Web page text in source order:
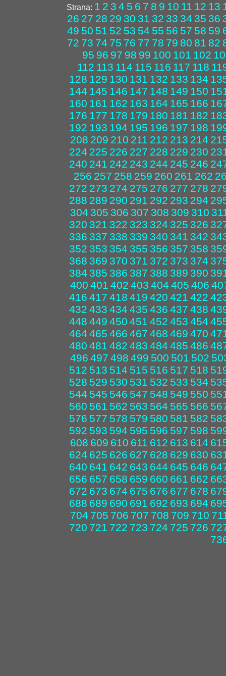
Strana: 1 2 3 4 5 6 7 8 9 10 11 12 13
26 27 28 29 30 31 32 33 34 35 36
49 50 51 52 53 54 55 56 57 58 59
72 73 74 75 76 77 78 79 80 81 82
95 96 97 98 99 100 101 102
112 113 114 115 116 117 118
128 129 130 131 132 133 134
144 145 146 147 148 149 150
160 161 162 163 164 165 166
176 177 178 179 180 181 182
192 193 194 195 196 197 198
208 209 210 211 212 213 214
224 225 226 227 228 229 230
240 241 242 243 244 245 246
256 257 258 259 260 261 262
272 273 274 275 276 277 278
288 289 290 291 292 293 294
304 305 306 307 308 309 310
320 321 322 323 324 325 326
336 337 338 339 340 341 342
352 353 354 355 356 357 358
368 369 370 371 372 373 374
384 385 386 387 388 389 390
400 401 402 403 404 405 406
416 417 418 419 420 421 422
432 433 434 435 436 437 438
448 449 450 451 452 453 454
464 465 466 467 468 469 470
480 481 482 483 484 485 486
496 497 498 499 500 501 502
512 513 514 515 516 517 518
528 529 530 531 532 533 534
544 545 546 547 548 549 550
560 561 562 563 564 565 566
576 577 578 579 580 581 582
592 593 594 595 596 597 598
608 609 610 611 612 613 614
624 625 626 627 628 629 630
640 641 642 643 644 645 646
656 657 658 659 660 661 662
672 673 674 675 676 677 678
688 689 690 691 692 693 694
704 705 706 707 708 709 710
720 721 722 723 724 725 726